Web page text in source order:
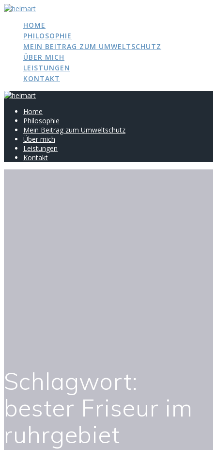
Zum
springenHOME
PHILOSOPHIE
MEIN BEITRAG ZUM UMWELTSCHUTZ
ÜBER MICH
LEISTUNGEN
KONTAKT
Home
Philosophie
Mein Beitrag zum Umweltschutz
Über mich
Leistungen
Kontakt
Schlagwort:
bester Friseur im
ruhrgebiet